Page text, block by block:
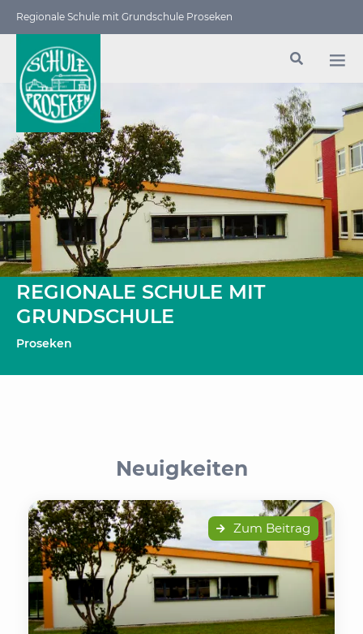
Regionale Schule mit Grundschule Proseken
REGIONALE SCHULE MIT
GRUNDSCHULE
Proseken
Neuigkeiten
Zum Beitrag